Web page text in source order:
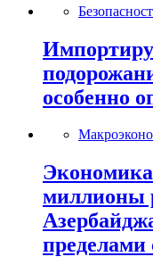
особенно
Экономика
миллионы
пределами